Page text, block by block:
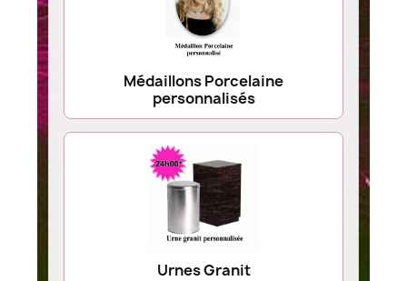
Médaillons Porcelaine
personnalisés
Urnes Granit